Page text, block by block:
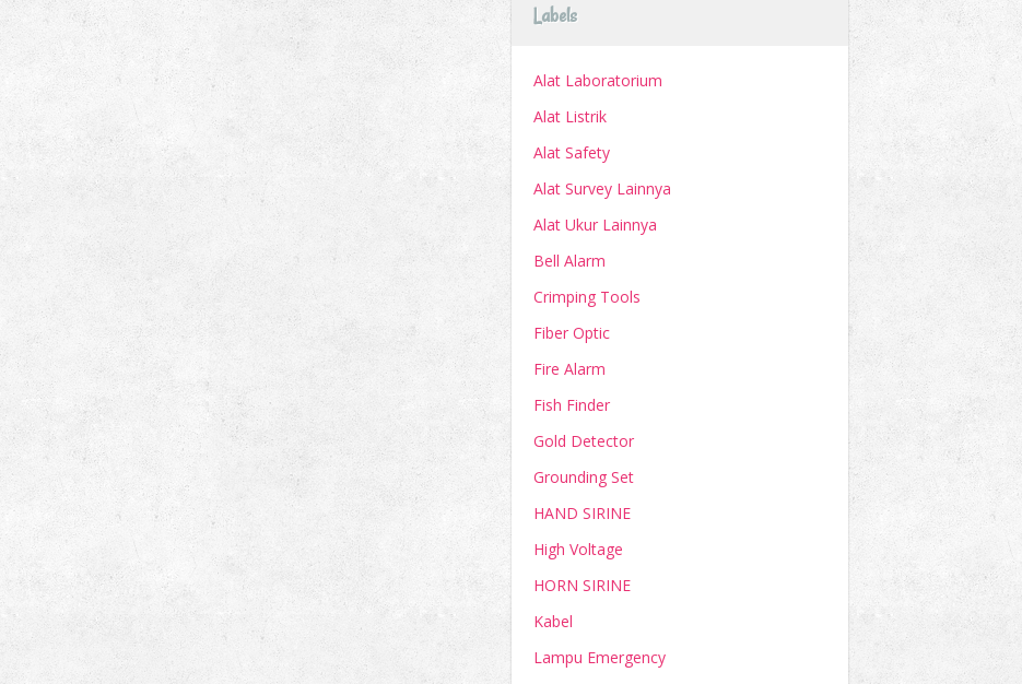
Labels
Alat Laboratorium
Alat Listrik
Alat Safety
Alat Survey Lainnya
Alat Ukur Lainnya
Bell Alarm
Crimping Tools
Fiber Optic
Fire Alarm
Fish Finder
Gold Detector
Grounding Set
HAND SIRINE
High Voltage
HORN SIRINE
Kabel
Lampu Emergency